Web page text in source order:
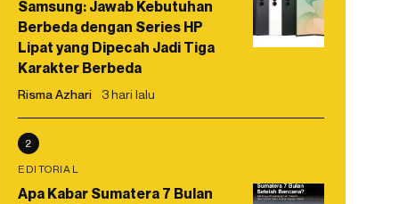
Samsung: Jawab Kebutuhan
Berbeda dengan Series HP
Lipat yang Dipecah Jadi Tiga
Karakter Berbeda
Risma Azhari 3 hari lalu
2
EDITORIAL
Apa Kabar Sumatera 7 Bulan